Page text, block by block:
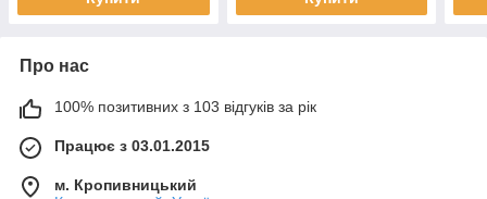
Про нас
100% позитивних з 103 відгуків за рік
Працює з 03.01.2015
м. Кропивницький